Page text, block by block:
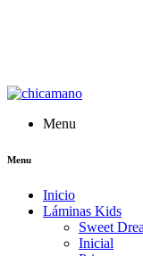
Menu
Menu
Inicio
Láminas Kids
Sweet
Inicial